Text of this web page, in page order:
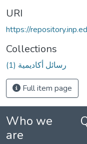
URI
https://
Collections
(1) رسائل أكاديمية
Full item page
Who we
are